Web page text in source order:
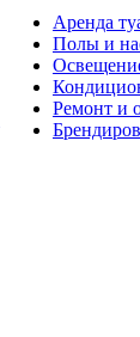
Аренда
Полы и
Ремонт и